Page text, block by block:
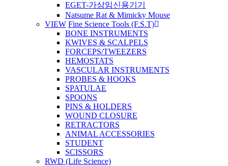
EGET-가상임신용기기
Natsume Rat & Mimicky Mouse
VIEW Fine Science Tools (F.S.T)
BONE INSTRUMENTS
KWIVES & SCALPELS
FORCEPS/TWEEZERS
HEMOSTATS
VASCULAR INSTRUMENTS
PROBES & HOOKS
SPATULAE
SPOONS
PINS & HOLDERS
WOUND CLOSURE
RETRACTORS
ANIMAL ACCESSORIES
STUDENT
SCISSORS
RWD (Life Science)